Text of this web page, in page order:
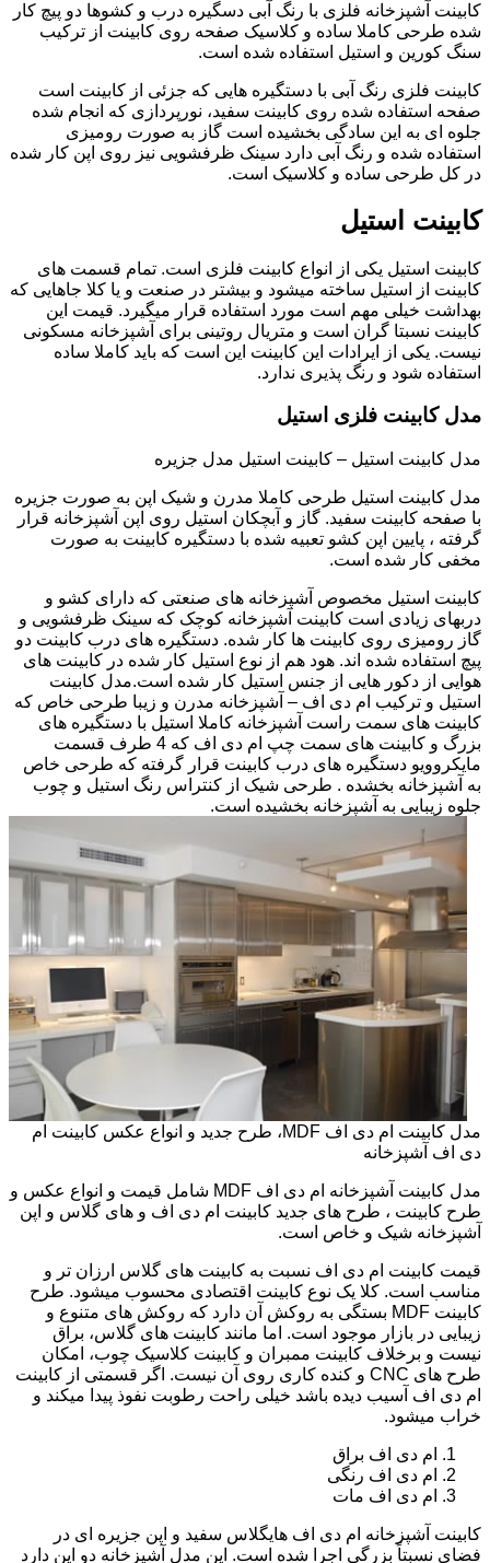
کابینت آشپزخانه فلزی با رنگ آبی دسگیره درب و کشوها دو پیچ کار
شده طرحی کاملا ساده و کلاسیک صفحه روی کابینت از ترکیب
سنگ کورین و استیل استفاده شده است.
کابینت فلزی رنگ آبی با دستگیره هایی که جزئی از کابینت است
صفحه استفاده شده روی کابینت سفید، نورپردازی که انجام شده
جلوه ای به این سادگی بخشیده است گاز به صورت رومیزی
استفاده شده و رنگ آبی دارد سینک ظرفشویی نیز روی اپن کار شده
در کل طرحی ساده و کلاسیک است.
کابینت استیل
کابینت استیل یکی از انواع کابینت فلزی است. تمام قسمت های
کابینت از استیل ساخته میشود و بیشتر در صنعت و یا کلا جاهایی که
بهداشت خیلی مهم است مورد استفاده قرار میگیرد. قیمت این
کابینت نسبتا گران است و متریال روتینی برای آشپزخانه مسکونی
نیست. یکی از ایرادات این کابینت این است که باید کاملا ساده
استفاده شود و رنگ پذیری ندارد.
مدل کابینت فلزی استیل
مدل کابینت استیل – کابینت استیل مدل جزیره
مدل کابینت استیل طرحی کاملا مدرن و شیک اپن به صورت جزیره
با صفحه کابینت سفید. گاز و آبچکان استیل روی اپن آشپزخانه قرار
گرفته ، پایین اپن کشو تعبیه شده با دستگیره کابینت به صورت
مخفی کار شده است.
کابینت استیل مخصوص آشپزخانه های صنعتی که دارای کشو و
دربهای زیادی است کابینت آشپزخانه کوچک که سینک ظرفشویی و
گاز رومیزی روی کابینت ها کار شده. دستگیره های درب کابینت دو
پیچ استفاده شده اند. هود هم از نوع استیل کار شده در کابینت های
هوایی از دکور هایی از جنس استیل کار شده است.مدل کابینت
استیل و ترکیب ام دی اف – آشپزخانه مدرن و زیبا طرحی خاص که
کابینت های سمت راست آشپزخانه کاملا استیل با دستگیره های
بزرگ و کابینت های سمت چپ ام دی اف که 4 طرف قسمت
مایکروویو دستگیره های درب کابینت قرار گرفته که طرحی خاص
به آشپزخانه بخشده . طرحی شیک از کنتراس رنگ استیل و چوب
جلوه زیبایی به آشپزخانه بخشیده است.
مدل کابینت ام دی اف MDF، طرح جدید و انواع عکس کابینت ام
دی اف آشپزخانه
مدل کابینت آشپزخانه ام دی اف MDF شامل قیمت و انواع عکس و
طرح کابینت ، طرح های جدید کابینت ام دی اف و های گلاس و اپن
آشپزخانه شیک و خاص است.
قیمت کابینت ام دی اف نسبت به کابینت های گلاس ارزان تر و
مناسب است. کلا یک نوع کابینت اقتصادی محسوب میشود. طرح
کابینت MDF بستگی به روکش آن دارد که روکش های متنوع و
زیبایی در بازار موجود است. اما مانند کابینت های گلاس، براق
نیست و برخلاف کابینت ممبران و کابینت کلاسیک چوب، امکان
طرح های CNC و کنده کاری روی آن نیست. اگر قسمتی از کابینت
ام دی اف آسیب دیده باشد خیلی راحت رطوبت نفوذ پیدا میکند و
خراب میشود.
ام دی اف براق
ام دی اف رنگی
ام دی اف مات
کابینت آشپزخانه ام دی اف هایگلاس سفید و اپن جزیره ای در
فضای نسبتاً بزرگی اجرا شده است. این مدل آشپزخانه دو اپن دارد